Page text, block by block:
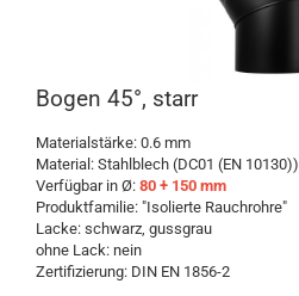
Bogen 45°, starr
Materialstärke: 0.6 mm
Material: Stahlblech (DC01 (EN 10130))
Verfügbar in Ø: 80 + 150 mm
Produktfamilie: "Isolierte Rauchrohre"
Lacke: schwarz, gussgrau
ohne Lack: nein
Zertifizierung: DIN EN 1856-2